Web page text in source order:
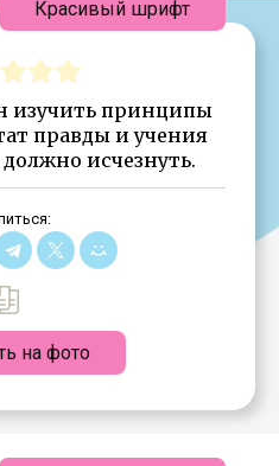
изучить принципы
правды и учения
исчезнуть.
на фото
Красивый шрифт